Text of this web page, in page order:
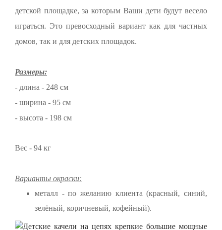
детской площадке, за которым Ваши дети будут весело
играться. Это превосходный вариант как для частных
домов, так и для детских площадок.
Размеры:
- длина - 248 см
- ширина - 95 см
- высота - 198 см
Вес - 94 кг
Варианты окраски:
металл - по желанию клиента (красный, синий,
зелёный, коричневый, кофейный).